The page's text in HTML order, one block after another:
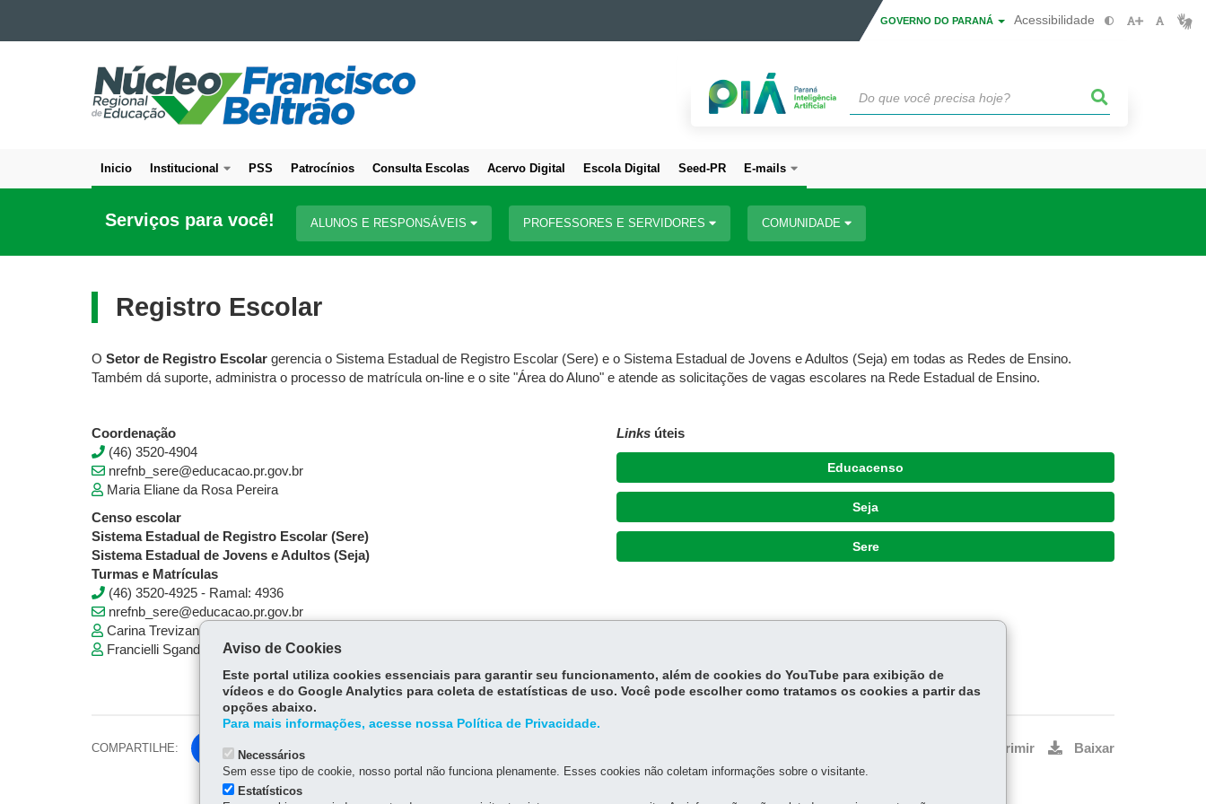
Ir para a navegação
Ir para a busca
GOVERNO DO PARANÁ Acessibilidade
NÚCLEO
REGIONAL
DE
FRANCISCO
Navegação
principal
Inicio Institucional PSS Patrocínios Consulta Escolas Acervo Digital Escola Digital Seed-PR E-mails
Serviços para você! ALUNOS E RESPONSÁVEIS PROFESSORES E SERVIDORES COMUNIDADE
Registro Escolar
O Setor de Registro Escolar gerencia o Sistema Estadual de Registro Escolar (Sere) e o Sistema Estadual de Jovens e Adultos (Seja) em todas as Redes de Ensino.
Também dá suporte, administra o processo de matrícula on-line e o site "Área do Aluno" e atende as solicitações de vagas escolares na Rede Estadual de Ensino.
Coordenação
(46) 3520-4904
nrefnb_sere@educacao.pr.gov.br
Maria Eliane da Rosa Pereira
Censo escolar
Sistema Estadual de Registro Escolar (Sere)
Sistema Estadual de Jovens e Adultos (Seja)
Turmas e Matrículas
(46) 3520-4925 - Ramal: 4936
nrefnb_sere@educacao.pr.gov.br
Carina Trevizan
Francielli Sganderla
Links úteis
Educacenso
Seja
Sere
COMPARTILHE:
Fa
ce
bo
Tw
Imprimir Baixar
Aviso de Cookies
Este portal utiliza cookies essenciais para garantir seu funcionamento, além de cookies do YouTube para exibição de
vídeos e do Google Analytics para coleta de estatísticas de uso. Você pode escolher como tratamos os cookies a partir das
opções abaixo.
Para mais informações, acesse nossa Política de Privacidade.
Necessários
Sem esse tipo de cookie, nosso portal não funciona plenamente. Esses cookies não coletam informações sobre o visitante.
Estatísticos